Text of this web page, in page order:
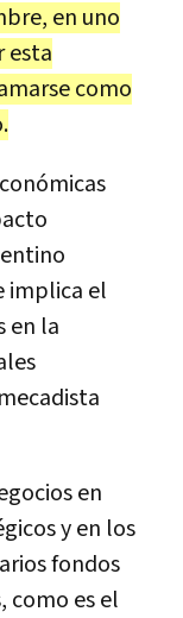
en uno
esta
como
implica el
en la
en
y en los
fondos
como es el